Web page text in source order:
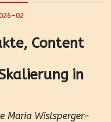
02
Content
in
Maria Wislsperger-